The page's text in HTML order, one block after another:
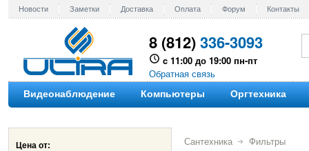
Новости Заметки Доставка Оплата Форум Контакты
8 (812)336-3093
c 11:00 до 19:00 пн-пт
Обратная связь
Видеонаблюдение Компьютеры Оргтехника
Цена от: Сантехника Фильтры